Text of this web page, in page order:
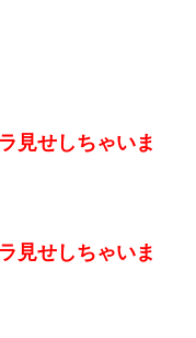
見せしちゃいま
見せしちゃいま